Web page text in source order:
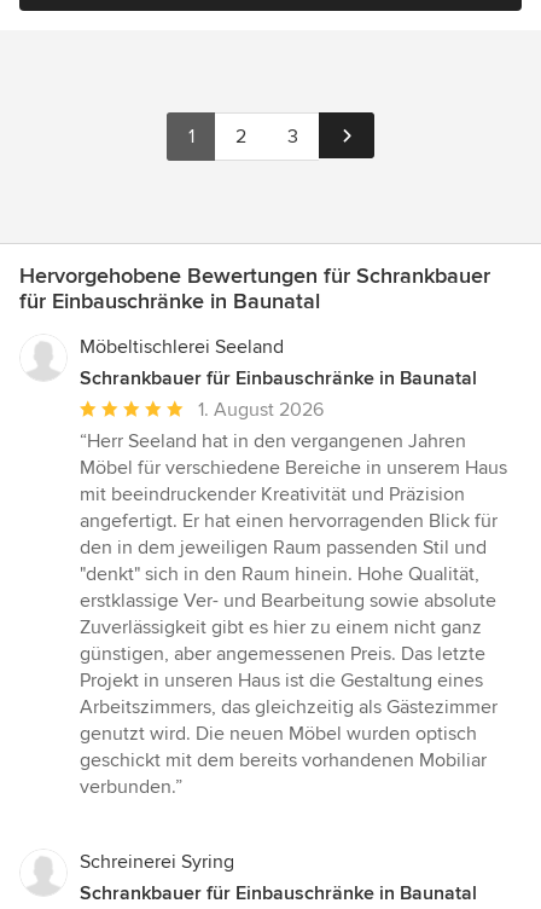
1 2 3
Hervorgehobene Bewertungen für Schrankbauer
für Einbauschränke in Baunatal
Möbeltischlerei Seeland
Schrankbauer für Einbauschränke in Baunatal
Durchschnittliche
Bewertung:
5
von
5
Sternen
1. August 2026
“Herr Seeland hat in den vergangenen Jahren
Möbel für verschiedene Bereiche in unserem Haus
mit beeindruckender Kreativität und Präzision
angefertigt. Er hat einen hervorragenden Blick für
den in dem jeweiligen Raum passenden Stil und
"denkt" sich in den Raum hinein. Hohe Qualität,
erstklassige Ver- und Bearbeitung sowie absolute
Zuverlässigkeit gibt es hier zu einem nicht ganz
günstigen, aber angemessenen Preis. Das letzte
Projekt in unseren Haus ist die Gestaltung eines
Arbeitszimmers, das gleichzeitig als Gästezimmer
genutzt wird. Die neuen Möbel wurden optisch
geschickt mit dem bereits vorhandenen Mobiliar
verbunden.”
Schreinerei Syring
Schrankbauer für Einbauschränke in Baunatal